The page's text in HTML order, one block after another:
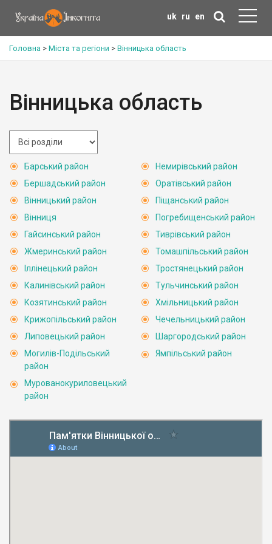
uk ru en
Головна > Міста та регіони > Вінницька область
Вінницька область
Барський район
Бершадський район
Вінницький район
Вінниця
Гайсинський район
Жмеринський район
Іллінецький район
Калинівський район
Козятинський район
Крижопільський район
Липовецький район
Могилів-Подільський
район
Мурованокуриловецький
район
Немирівський район
Оратівський район
Піщанський район
Погребищенський район
Тиврівський район
Томашпільський район
Тростянецький район
Тульчинський район
Хмільницький район
Чечельницький район
Шаргородський район
Ямпільський район